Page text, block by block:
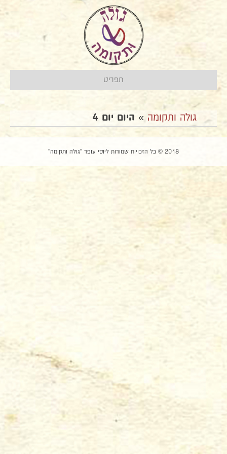
תפריט
גולה ותקומה » היום יום 4
2018 © כל הזכויות שמורות ליוסי עופר "גולה ותקומה"